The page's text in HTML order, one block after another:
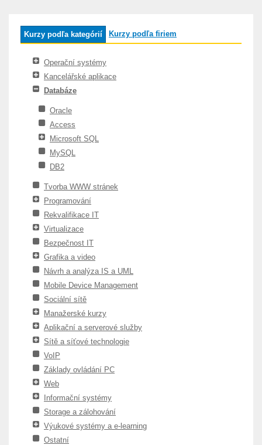
Kurzy podľa kategórií Kurzy podľa firiem
Operační systémy
Kancelářské aplikace
Databáze
Oracle
Access
Microsoft SQL
MySQL
DB2
Tvorba WWW stránek
Programování
Rekvalifikace IT
Virtualizace
Bezpečnost IT
Grafika a video
Návrh a analýza IS a UML
Mobile Device Management
Sociální sítě
Manažerské kurzy
Aplikační a serverové služby
Sítě a síťové technologie
VoIP
Základy ovládání PC
Web
Informační systémy
Storage a zálohování
Výukové systémy a e-learning
Ostatní